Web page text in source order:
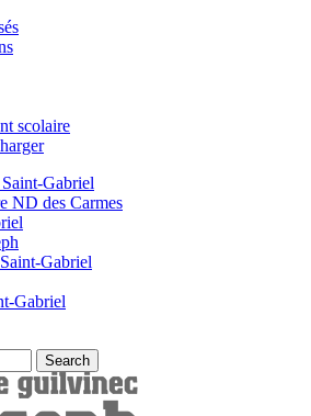
scolaire
Gabriel
ND des Carmes
Gabriel
Gabriel